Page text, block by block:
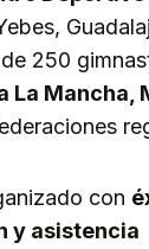
250
La Mancha,
con
y asistencia